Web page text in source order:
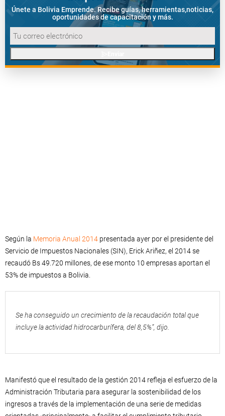
Únete a Bolivia Emprende. Recibe guías, herramientas,noticias,
oportunidades de capacitación y más.
Según la Memoria Anual 2014 presentada ayer por el presidente del
Servicio de Impuestos Nacionales (SIN), Erick Ariñez, el 2014 se
recaudó Bs 49.720 millones, de ese monto 10 empresas aportan el
53% de impuestos a Bolivia.
Se ha conseguido un crecimiento de la recaudación total que
incluye la actividad hidrocarburífera, del 8,5%”, dijo.
Manifestó que el resultado de la gestión 2014 refleja el esfuerzo de la
Administración Tributaria para asegurar la sostenibilidad de los
ingresos a través de la implementación de una serie de medidas